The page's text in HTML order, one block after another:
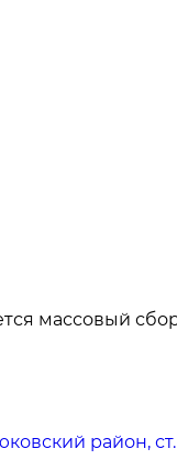
массовый
район,